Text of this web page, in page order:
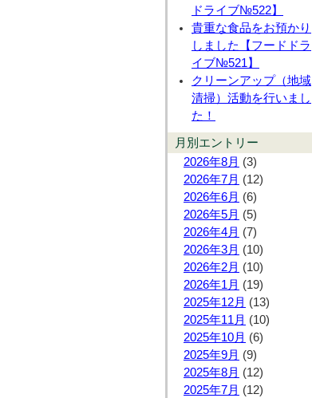
ドライブ№522】
貴重な食品をお預かり
しました【フードドラ
イブ№521】
クリーンアップ（地域
清掃）活動を行いまし
た！
月別エントリー
2026年8月 (3)
2026年7月 (12)
2026年6月 (6)
2026年5月 (5)
2026年4月 (7)
2026年3月 (10)
2026年2月 (10)
2026年1月 (19)
2025年12月 (13)
2025年11月 (10)
2025年10月 (6)
2025年9月 (9)
2025年8月 (12)
2025年7月 (12)